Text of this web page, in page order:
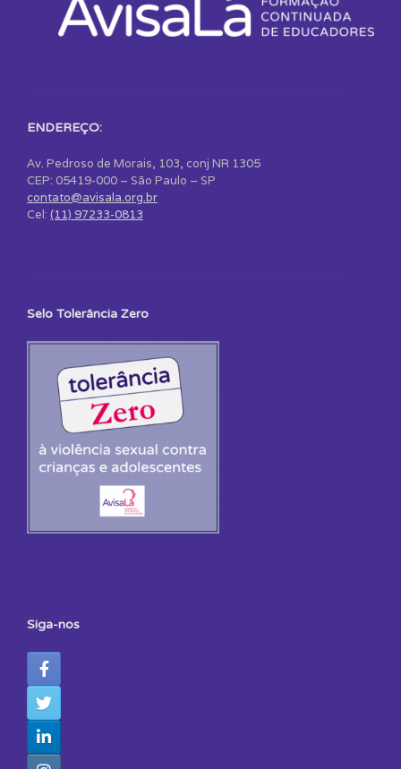
ENDEREÇO:
Av. Pedroso de Morais, 103, conj NR 1305
CEP: 05419-000 – São Paulo – SP
contato@avisala.org.br
Cel: (11) 97233-0813
Selo Tolerância Zero
Siga-nos